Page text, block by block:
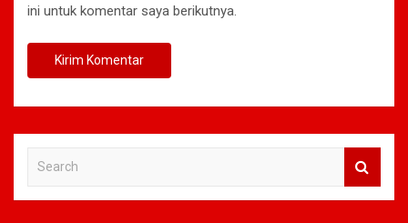
ini untuk komentar saya berikutnya.